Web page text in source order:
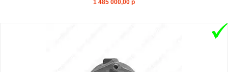
1 485 000,00 р